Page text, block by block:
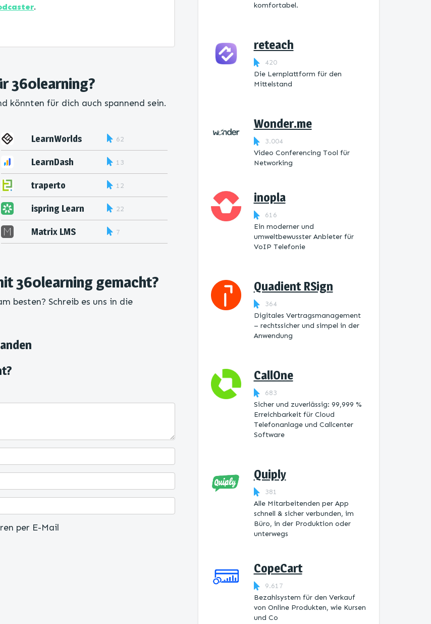
.
360learning?
könnten für dich auch spannend sein.
LearnWorlds 62
LearnDash 13
traperto 12
ispring Learn 22
Matrix LMS 7
360learning gemacht?
besten? Schreib es uns in die
per E-Mail
komfortabel.
reteach
420
Die Lernplattform ​für den
Mittelstand
Wonder.me
3.004
Video Conferencing Tool für
Networking
inopla
616
Ein moderner und
umweltbewusster Anbieter für
VoIP Telefonie
Quadient RSign
364
Digitales Vertragsmanagement
– rechtssicher und simpel in der
Anwendung
CallOne
683
Sicher und zuverlässig: 99,999 %
Erreichbarkeit für Cloud
Telefonanlage und Callcenter
Software
Quiply
381
Alle Mitarbeitenden per App
schnell & sicher verbunden, im
Büro, in der Produktion oder
unterwegs
CopeCart
9.617
Bezahlsystem für den Verkauf
von Online Produkten, wie Kursen
und Co